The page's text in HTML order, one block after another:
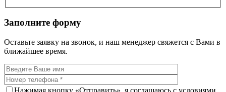
Заполните форму
Оставьте заявку на звонок, и наш менеджер свяжется с Вами в
ближайшее время.
Нажимая кнопку «Отправить», я соглашаюсь с условиями